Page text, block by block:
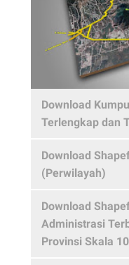
Download
Terlengkap dan
Download
(Perwilayah)
Download
Administrasi
Provinsi Skala